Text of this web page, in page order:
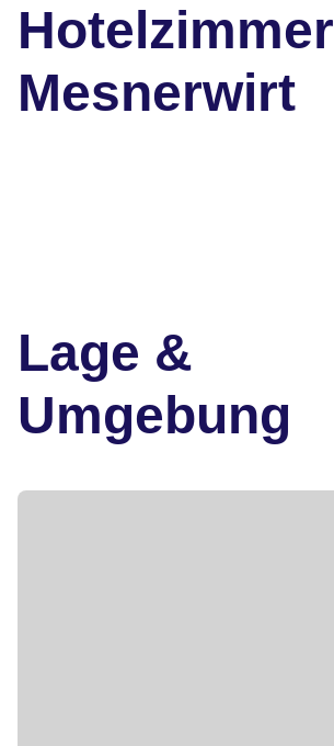
Hotelzimmer
Mesnerwirt
Lage &
Umgebung